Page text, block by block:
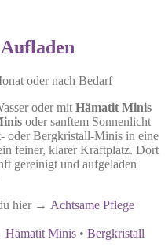
oder nach Bedarf
oder mit Hämatit Minis
oder sanftem Sonnenlicht
oder Bergkristall-Minis in eine
feiner, klarer Kraftplatz. Dort
gereinigt und aufgeladen
hier → Achtsame Pflege
Hämatit Minis • Bergkristall